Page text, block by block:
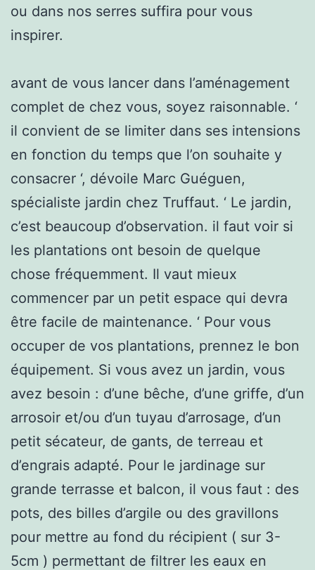
ou dans nos serres suffira pour vous
inspirer.
avant de vous lancer dans l’aménagement
complet de chez vous, soyez raisonnable. ‘
il convient de se limiter dans ses intensions
en fonction du temps que l’on souhaite y
consacrer ‘, dévoile Marc Guéguen,
spécialiste jardin chez Truffaut. ‘ Le jardin,
c’est beaucoup d’observation. il faut voir si
les plantations ont besoin de quelque
chose fréquemment. Il vaut mieux
commencer par un petit espace qui devra
être facile de maintenance. ‘ Pour vous
occuper de vos plantations, prennez le bon
équipement. Si vous avez un jardin, vous
avez besoin : d’une bêche, d’une griffe, d’un
arrosoir et/ou d’un tuyau d’arrosage, d’un
petit sécateur, de gants, de terreau et
d’engrais adapté. Pour le jardinage sur
grande terrasse et balcon, il vous faut : des
pots, des billes d’argile ou des gravillons
pour mettre au fond du récipient ( sur 3-
5cm ) permettant de filtrer les eaux en